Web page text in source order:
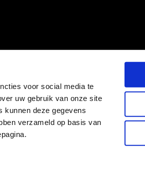
voor social media te
uw gebruik van onze site
kunnen deze gegevens
verzameld op basis van